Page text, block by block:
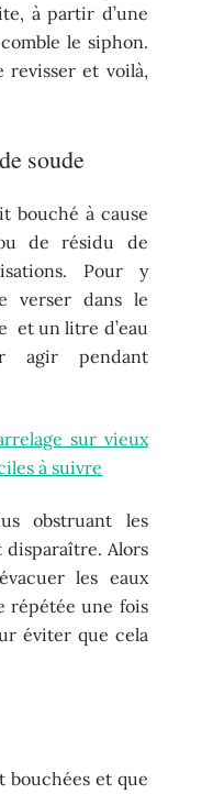
à partir d’une
le siphon.
revisser et voilà,
soude
bouché à cause
de résidu de
Pour y
verser dans le
et un litre d’eau
agir pendant
sur vieux
à suivre
obstruant les
disparaître. Alors
les eaux
répétée une fois
éviter que cela
bouchées et que